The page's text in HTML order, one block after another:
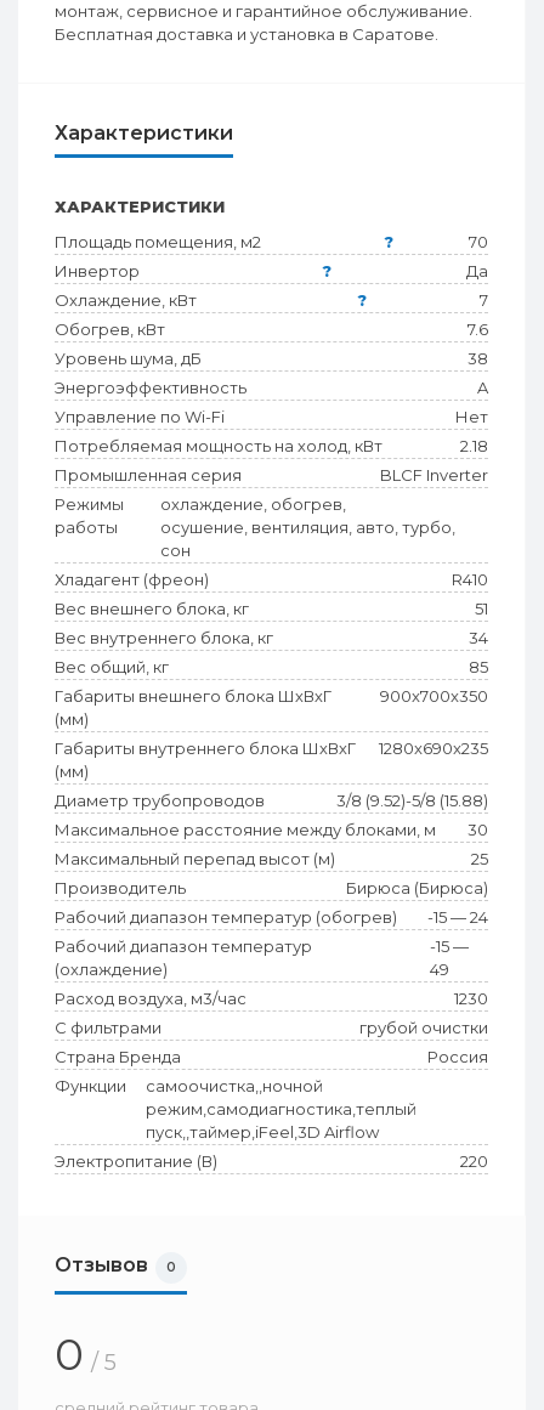
монтаж, сервисное и гарантийное обслуживание.
Бесплатная доставка и установка в Саратове.
Характеристики
ХАРАКТЕРИСТИКИ
Площадь помещения, м2
?
70
Инвертор
?
Да
Охлаждение, кВт
?
7
Обогрев, кВт
7.6
Уровень шума, дБ
38
Энергоэффективность
A
Управление по Wi-Fi
Нет
Потребляемая мощность на холод, кВт
2.18
Промышленная серия
BLCF Inverter
Режимы
работы
охлаждение, обогрев,
осушение, вентиляция, авто, турбо,
сон
Хладагент (фреон)
R410
Вес внешнего блока, кг
51
Вес внутреннего блока, кг
34
Вес общий, кг
85
Габариты внешнего блока ШхВхГ
(мм)
900x700x350
Габариты внутреннего блока ШхВхГ
(мм)
1280x690x235
Диаметр трубопроводов
3/8 (9.52)-5/8 (15.88)
Максимальное расстояние между блоками, м
30
Максимальный перепад высот (м)
25
Производитель
Бирюса (Бирюса)
Рабочий диапазон температур (обогрев)
-15 — 24
Рабочий диапазон температур
(охлаждение)
-15 —
49
Расход воздуха, м3/час
1230
С фильтрами
грубой очистки
Страна Бренда
Россия
Функции
самоочистка,,ночной
режим,самодиагностика,теплый
пуск,,таймер,iFeel,3D Airflow
Электропитание (В)
220
Отзывов 0
0 / 5